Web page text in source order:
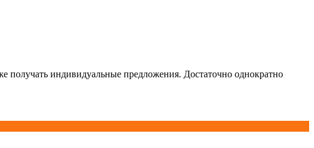
получать индивидуальные предложения. Достаточно однократно